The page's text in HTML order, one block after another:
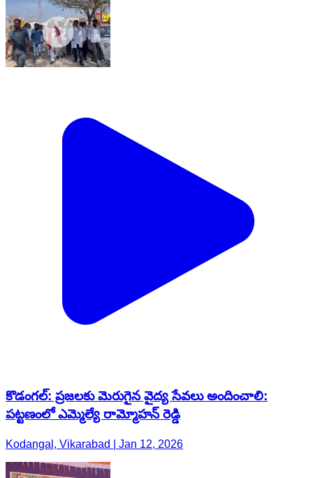
కొడంగల్: ప్రజలకు మెరుగైన వైద్య సేవలు అందించాలి:
పట్టణంలో ఎమ్మెల్యే రామ్మోహన్ రెడ్డి
Kodangal, Vikarabad | Jan 12, 2026